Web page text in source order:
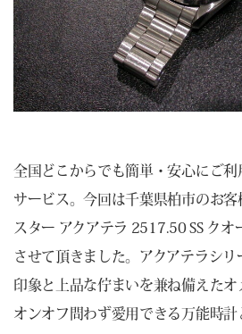
全国どこからでも簡単・安心にご
サービス。今回は千葉県柏市のお
スター アクアテラ 2517.50 SS クオ
させて頂きました。アクアテラシ
印象と上品な佇まいを兼ね備えたオ
オンオフ問わず愛用できる万能時